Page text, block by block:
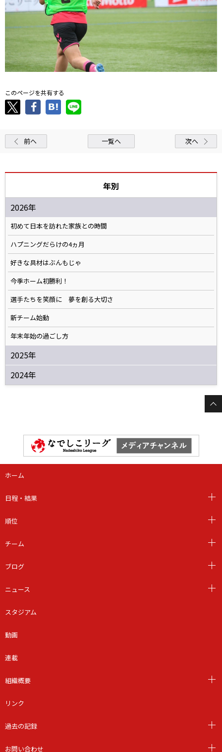
このページを共有する
前へ 一覧へ 次へ
年別
2026年
初めて日本を訪れた家族との時間
ハプニングだらけの4ヵ月
好きな具材はぶんもじゃ
今季ホーム初勝利！
選手たちを笑顔に 夢を創る大切さ
新チーム始動
年末年始の過ごし方
2025年
2024年
ホーム
日程・結果
順位
チーム
ブログ
ニュース
スタジアム
動画
連載
組織概要
リンク
過去の記録
お問い合わせ